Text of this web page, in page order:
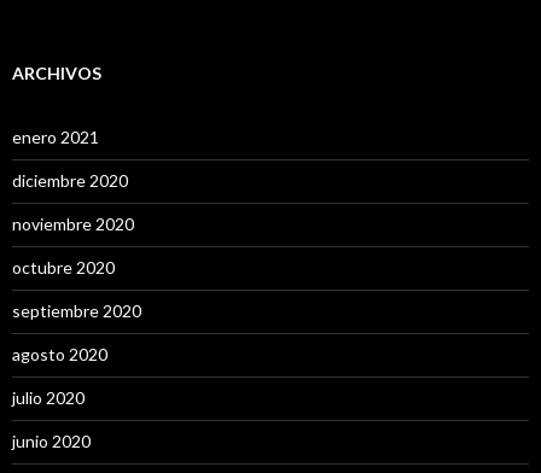
ARCHIVOS
enero 2021
diciembre 2020
noviembre 2020
octubre 2020
septiembre 2020
agosto 2020
julio 2020
junio 2020